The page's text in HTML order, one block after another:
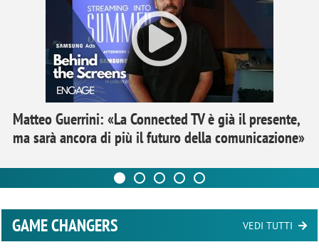
Matteo Guerrini: «La Connected TV è già il presente,
ma sarà ancora di più il futuro della comunicazione»
GAME CHANGERS VEDI TUTTI